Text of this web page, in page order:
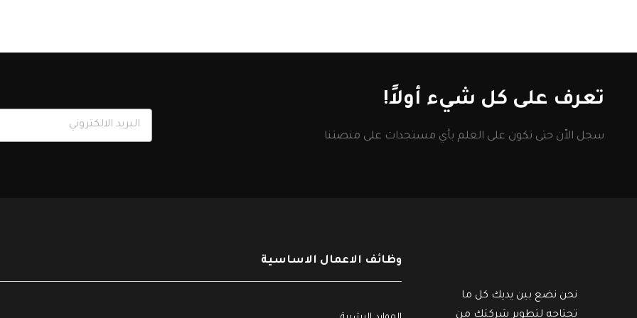
تعرف على كل شيء أولاً!
سجل الاّن حتى تكون على العلم بأي مستجدات على منصتنا
نحن نضع بين يديك كل ما
تحتاجه لتطوير شركتك من
وظائف الاعمال الاساسية